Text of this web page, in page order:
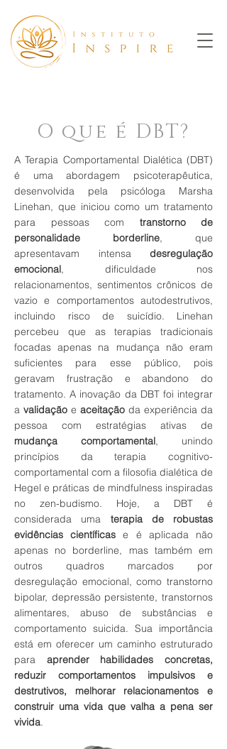
O que é DBT?
​A Terapia Comportamental Dialética (DBT)
é uma abordagem psicoterapêutica,
desenvolvida pela psicóloga Marsha
Linehan, que iniciou como um tratamento
para pessoas com transtorno de
personalidade borderline, que
apresentavam intensa desregulação
emocional, dificuldade nos
relacionamentos, sentimentos crônicos de
vazio e comportamentos autodestrutivos,
incluindo risco de suicídio. Linehan
percebeu que as terapias tradicionais
focadas apenas na mudança não eram
suficientes para esse público, pois
geravam frustração e abandono do
tratamento. A inovação da DBT foi integrar
a validação e aceitação da experiência da
pessoa com estratégias ativas de
mudança comportamental, unindo
princípios da terapia cognitivo-
comportamental com a filosofia dialética de
Hegel e práticas de mindfulness inspiradas
no zen-budismo. Hoje, a DBT é
considerada uma terapia de robustas
evidências científicas e é aplicada não
apenas no borderline, mas também em
outros quadros marcados por
desregulação emocional, como transtorno
bipolar, depressão persistente, transtornos
alimentares, abuso de substâncias e
comportamento suicida. Sua importância
está em oferecer um caminho estruturado
para aprender habilidades concretas,
reduzir comportamentos impulsivos e
destrutivos, melhorar relacionamentos e
construir uma vida que valha a pena ser
vivida.